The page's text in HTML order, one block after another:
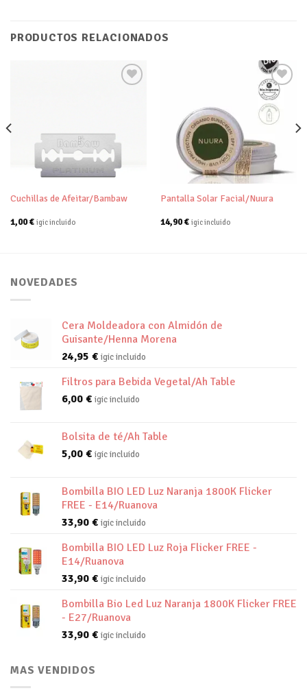
PRODUCTOS RELACIONADOS
lista de
Cuchillas de Afeitar/Bambaw
1,00€ igic incluido
Añadir
deseos
Pantalla Solar Facial/Nuura
14,90€ igic incluido
NOVEDADES
Cera Moldeadora con Almidón de
Guisante/Henna Morena
24,95 € igic incluido
Filtros para Bebida Vegetal/Ah Table
6,00 € igic incluido
Bolsita de té/Ah Table
5,00 € igic incluido
Bombilla BIO LED Luz Naranja 1800K Flicker
FREE - E14/Ruanova
33,90 € igic incluido
Bombilla BIO LED Luz Roja Flicker FREE -
E14/Ruanova
33,90 € igic incluido
Bombilla Bio Led Luz Naranja 1800K Flicker FREE
- E27/Ruanova
33,90 € igic incluido
MAS VENDIDOS